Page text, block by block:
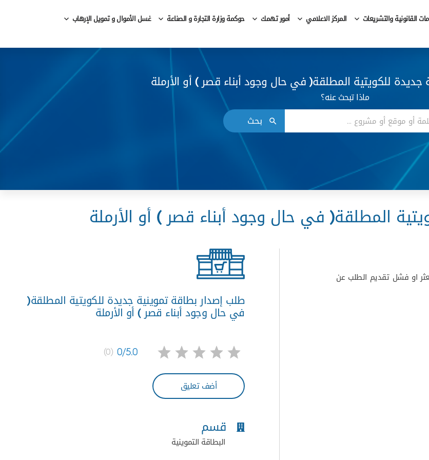
القانونية والتشريعات المركز الاعلامي أمور تهمك حوكمة وزارة التجارة و الصناعة
غسل الأموال و تمويل الإرهاب
للكويتية المطلقة( في حال وجود أبناء قصر ) أو الأرملة
ماذا تبحث عنه؟
بحث
المطلقة( في حال وجود أبناء قصر ) أو الأرملة
او فشل تقديم الطلب عن
طلب إصدار بطاقة تموينية جديدة للكويتية المطلقة(
في حال وجود أبناء قصر ) أو الأرملة
0/5.0
(0)
أضف تعليق
قسم
البطاقة التموينية